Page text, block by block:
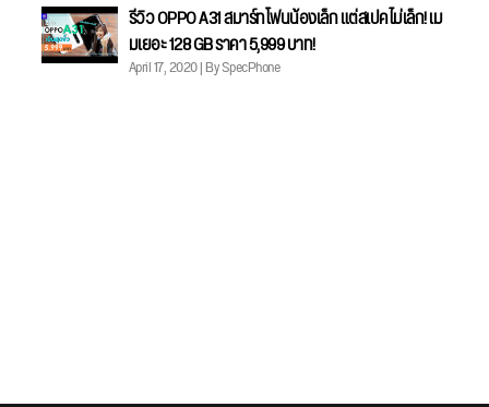
รีวิว OPPO A31 สมาร์ทโฟนน้องเล็ก แต่สเปคไม่เล็ก! เม
มเยอะ 128 GB ราคา 5,999 บาท!
April 17, 2020 | By SpecPhone